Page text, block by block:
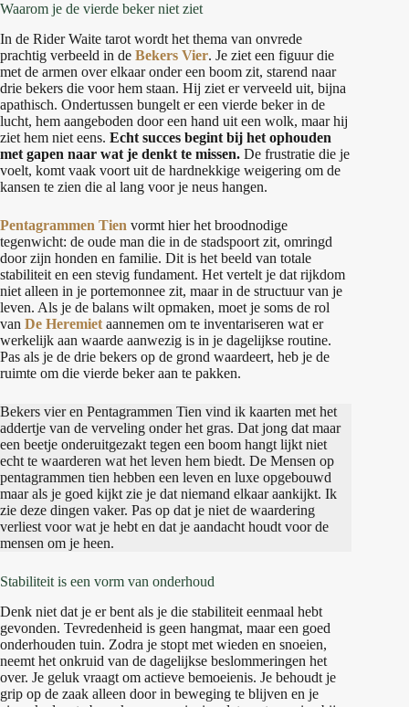
Waarom je de vierde beker niet ziet
In de Rider Waite tarot wordt het thema van onvrede
prachtig verbeeld in de Bekers Vier. Je ziet een figuur die
met de armen over elkaar onder een boom zit, starend naar
drie bekers die voor hem staan. Hij ziet er verveeld uit, bijna
apathisch. Ondertussen bungelt er een vierde beker in de
lucht, hem aangeboden door een hand uit een wolk, maar hij
ziet hem niet eens. Echt succes begint bij het ophouden
met gapen naar wat je denkt te missen. De frustratie die je
voelt, komt vaak voort uit de hardnekkige weigering om de
kansen te zien die al lang voor je neus hangen.
Pentagrammen Tien vormt hier het broodnodige
tegenwicht: de oude man die in de stadspoort zit, omringd
door zijn honden en familie. Dit is het beeld van totale
stabiliteit en een stevig fundament. Het vertelt je dat rijkdom
niet alleen in je portemonnee zit, maar in de structuur van je
leven. Als je de balans wilt opmaken, moet je soms de rol
van De Heremiet aannemen om te inventariseren wat er
werkelijk aan waarde aanwezig is in je dagelijkse routine.
Pas als je de drie bekers op de grond waardeert, heb je de
ruimte om die vierde beker aan te pakken.
Bekers vier en Pentagrammen Tien vind ik kaarten met het
addertje van de verveling onder het gras. Dat jong dat maar
een beetje onderuitgezakt tegen een boom hangt lijkt niet
echt te waarderen wat het leven hem biedt. De Mensen op
pentagrammen tien hebben een leven en luxe opgebouwd
maar als je goed kijkt zie je dat niemand elkaar aankijkt. Ik
zie deze dingen vaker. Pas op dat je niet de waardering
verliest voor wat je hebt en dat je aandacht houdt voor de
mensen om je heen.
Stabiliteit is een vorm van onderhoud
Denk niet dat je er bent als je die stabiliteit eenmaal hebt
gevonden. Tevredenheid is geen hangmat, maar een goed
onderhouden tuin. Zodra je stopt met wieden en snoeien,
neemt het onkruid van de dagelijkse beslommeringen het
over. Je geluk vraagt om actieve bemoeienis. Je behoudt je
grip op de zaak alleen door in beweging te blijven en je